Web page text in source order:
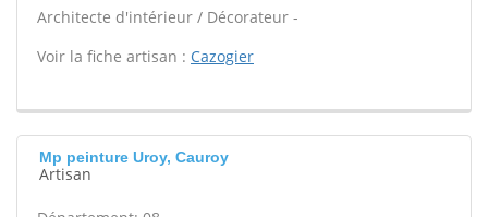
Architecte d'intérieur / Décorateur -
Voir la fiche artisan : Cazogier
Mp peinture Uroy, Cauroy
Artisan